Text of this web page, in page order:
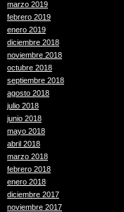
marzo 2019
febrero 2019
enero 2019
diciembre 2018
noviembre 2018
octubre 2018
septiembre 2018
agosto 2018
julio 2018
junio 2018
mayo 2018
abril 2018
marzo 2018
febrero 2018
enero 2018
diciembre 2017
noviembre 2017